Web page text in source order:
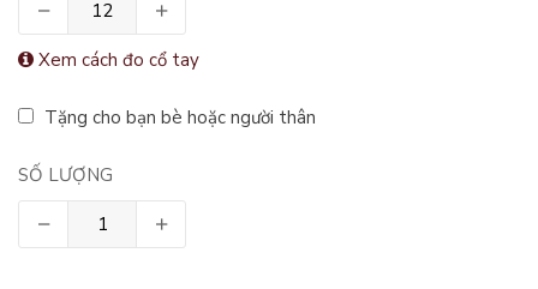
Xem cách đo cổ tay
Tặng cho bạn bè hoặc người thân
SỐ LƯỢNG